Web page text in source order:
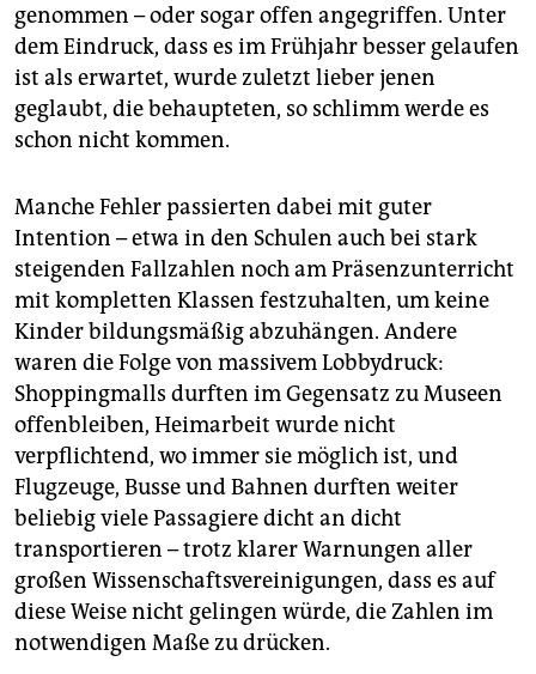
genommen – oder sogar offen angegriffen. Unter
dem Eindruck, dass es im Frühjahr besser gelaufen
ist als erwartet, wurde zuletzt lieber jenen
geglaubt, die behaupteten, so schlimm werde es
schon nicht kommen.
Manche Fehler passierten dabei mit guter
Intention – etwa in den Schulen auch bei stark
steigenden Fallzahlen noch am Präsenzunterricht
mit kompletten Klassen festzuhalten, um keine
Kinder bildungsmäßig abzuhängen. Andere
waren die Folge von massivem Lobbydruck:
Shoppingmalls durften im Gegensatz zu Museen
offenbleiben, Heimarbeit wurde nicht
verpflichtend, wo immer sie möglich ist, und
Flugzeuge, Busse und Bahnen durften weiter
beliebig viele Passagiere dicht an dicht
transportieren – trotz klarer Warnungen aller
großen Wissenschaftsvereinigungen, dass es auf
diese Weise nicht gelingen würde, die Zahlen im
notwendigen Maße zu drücken.